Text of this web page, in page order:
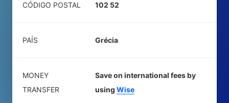
CÓDIGO POSTAL 102 52
PAÍS Grécia
MONEY
TRANSFER
Save on international fees by
using Wise